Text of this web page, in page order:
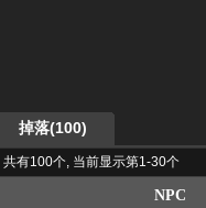
掉落(100)
共有100个, 当前显示第1-30个
NPC